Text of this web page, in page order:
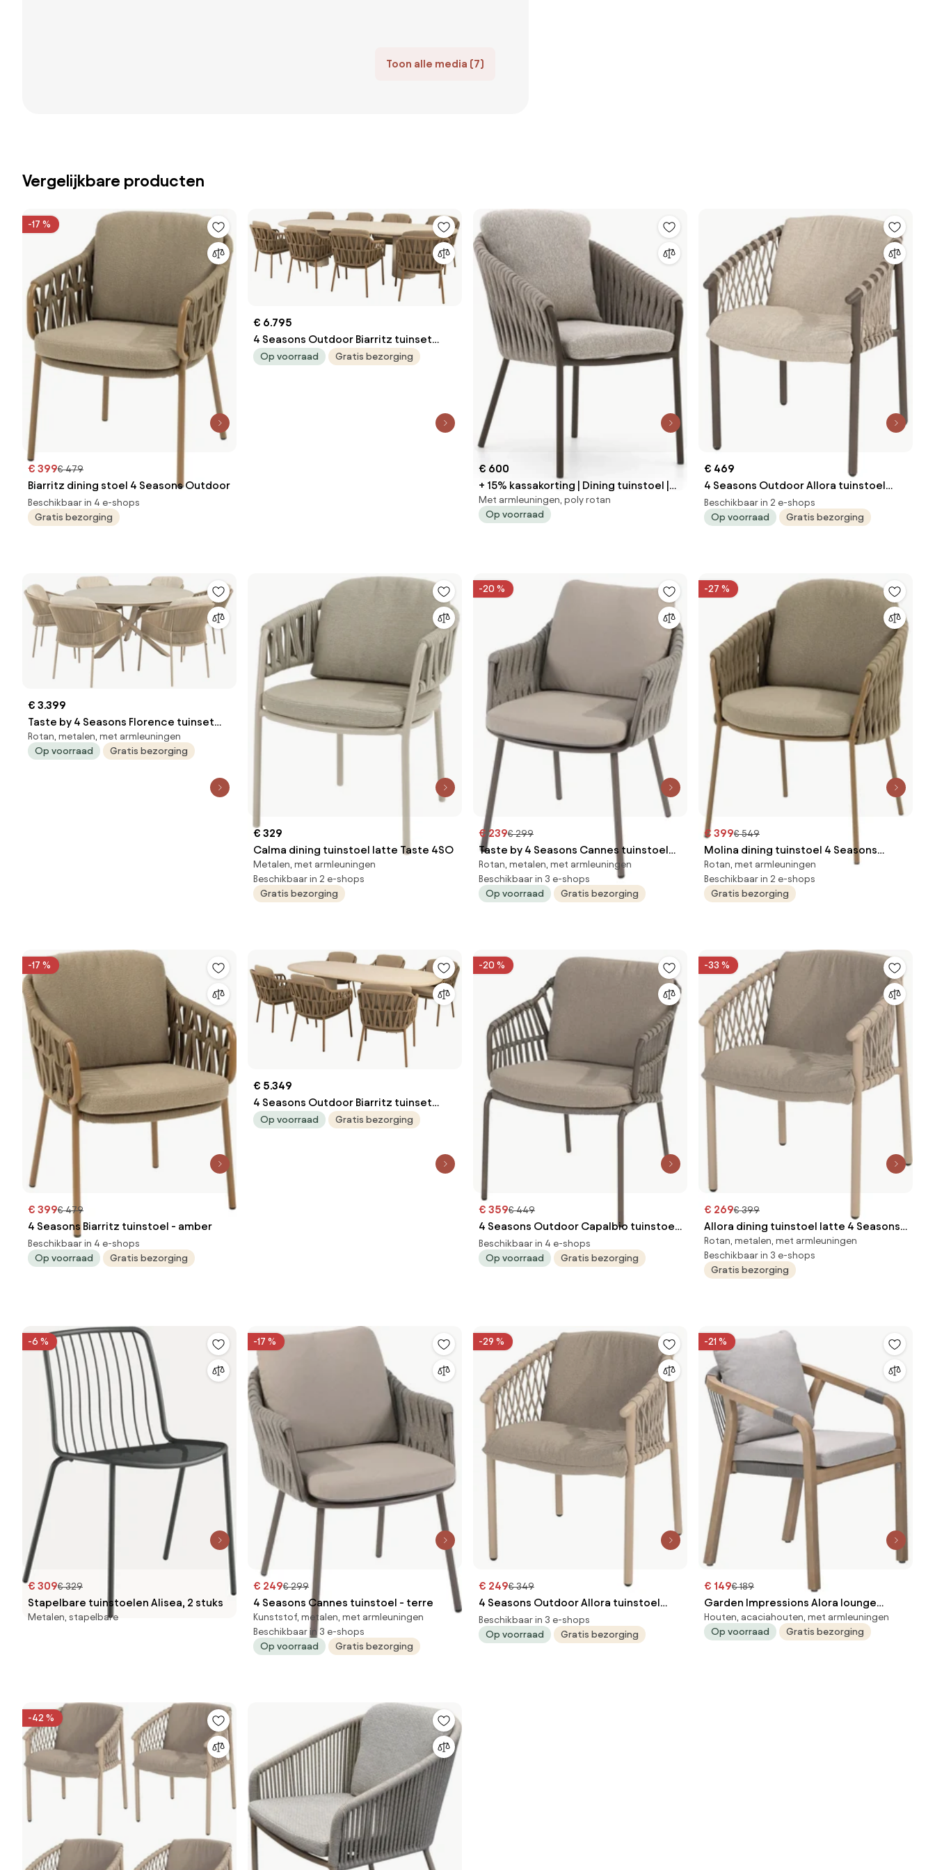
Toon alle media (7)
Vergelijkbare producten
-17 %
€ 399€ 479
Biarritz dining stoel 4 Seasons Outdoor
Beschikbaar in 4 e-shops
Gratis bezorging
€ 6.795
4 Seasons Outdoor Biarritz tuinset
amber met Hampton tafel 300 cm
Op voorraad Gratis bezorging
€ 600
+ 15% kassakorting | Dining tuinstoel |
SUNS Nappa | Rope (touw) | Taupe |
Kees Smit Tuinmeubelen
Met armleuningen, poly rotan
Op voorraad
€ 469
4 Seasons Outdoor Allora tuinstoel
terre Tuinstoel bruin weerbestendig
Beschikbaar in 2 e-shops
Op voorraad
Gratis bezorging
€ 3.399
Taste by 4 Seasons Florence tuinset
latte met Prado tafel met keramisch
blad Ø 160 cm Tuinset beige
Rotan, metalen, met armleuningen
Op voorraad
Gratis bezorging
€ 329
Calma dining tuinstoel latte Taste 4SO
Metalen, met armleuningen
Beschikbaar in 2 e-shops
Gratis bezorging
-20 %
€ 239€ 299
Taste by 4 Seasons Cannes tuinstoel
terre Tuinstoel bruin weerbestendig
Rotan, metalen, met armleuningen
Beschikbaar in 3 e-shops
Op voorraad
Gratis bezorging
-27 %
€ 399€ 549
Molina dining tuinstoel 4 Seasons
Outdoor
Rotan, met armleuningen
Beschikbaar in 2 e-shops
Gratis bezorging
-17 %
€ 399€ 479
4 Seasons Biarritz tuinstoel - amber
Beschikbaar in 4 e-shops
Op voorraad
Gratis bezorging
€ 5.349
4 Seasons Outdoor Biarritz tuinset
amber met Hampton tafel 240 cm
Op voorraad Gratis bezorging
-20 %
€ 359€ 449
4 Seasons Outdoor Capalbio tuinstoel
terre SALE Tuinstoel bruin
weerbestendig
Beschikbaar in 4 e-shops
Op voorraad
Gratis bezorging
-33 %
€ 269€ 399
Allora dining tuinstoel latte 4 Seasons
Outdoor
Rotan, metalen, met armleuningen
Beschikbaar in 3 e-shops
Gratis bezorging
-6 %
€ 309€ 329
Stapelbare tuinstoelen Alisea, 2 stuks
Metalen, stapelbare
-17 %
€ 249€ 299
4 Seasons Cannes tuinstoel - terre
Kunststof, metalen, met armleuningen
Beschikbaar in 3 e-shops
Op voorraad
Gratis bezorging
-29 %
€ 249€ 349
4 Seasons Outdoor Allora tuinstoel
latte SALE Tuinstoel taupe
weerbestendig
Beschikbaar in 3 e-shops
Op voorraad
Gratis bezorging
-21 %
€ 149€ 189
Garden Impressions Alora lounge
dining stoel - grey sand
Houten, acaciahouten, met armleuningen
Op voorraad
Gratis bezorging
-42 %